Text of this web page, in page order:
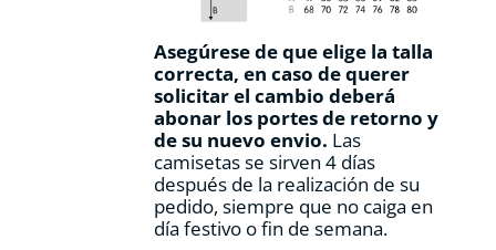
Asegúrese de que elige la talla
correcta, en caso de querer
solicitar el cambio deberá
abonar los portes de retorno y
de su nuevo envio. Las
camisetas se sirven 4 días
después de la realización de su
pedido, siempre que no caiga en
día festivo o fin de semana.